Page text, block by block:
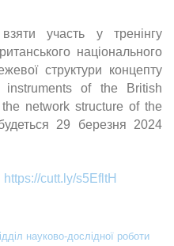
участь у тренінгу
національного
структури концепту
of the British
network structure of the
29 березня 2024
https://cutt.ly/s5EfltH
науково-дослідної роботи